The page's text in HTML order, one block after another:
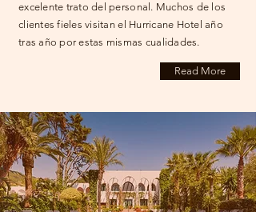
excelente trato del personal. Muchos de los
clientes fieles visitan el Hurricane Hotel año
tras año por estas mismas cualidades.
Read More